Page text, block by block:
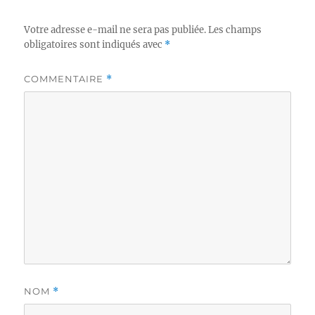
Votre adresse e-mail ne sera pas publiée. Les champs
obligatoires sont indiqués avec *
COMMENTAIRE *
NOM *